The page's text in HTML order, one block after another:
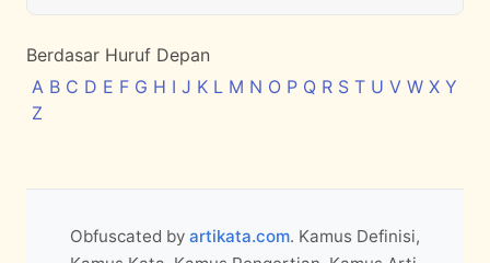
Berdasar Huruf Depan
A B C D E F G H I J K L M N O P Q R S T U V W X Y
Z
Obfuscated by artikata.com. Kamus Definisi,